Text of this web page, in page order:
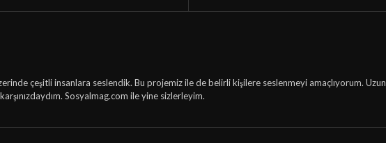
çeşitli insanlara seslendik. Bu projemiz ile de belirli kişilere seslenmeyi amaçlıyorum. Uzun
Sosyalmag.com ile yine sizlerleyim.